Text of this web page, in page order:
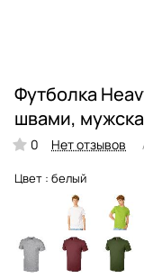
Футболка
швами,
0 Нет отзывов
Цвет : белый